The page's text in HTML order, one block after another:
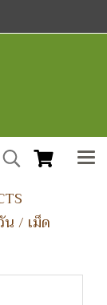
น / เม็ด